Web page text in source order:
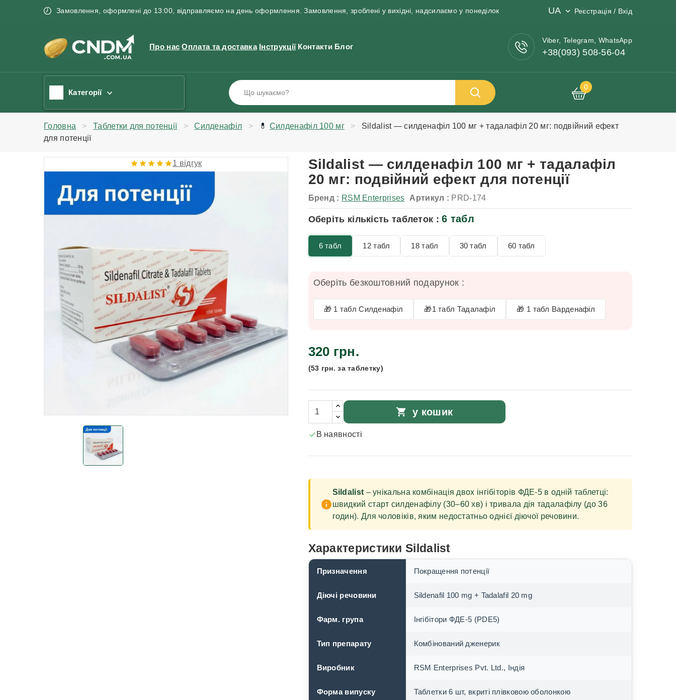
Замовлення, оформлені до 13:00, відправляємо на день оформлення. Замовлення, зроблені у вихідні, надсилаємо у понеділок UA Реєстрація / Вхід
Про нас Оплата та доставка Інструкції Контакти Блог
Viber, Telegram, WhatsApp
+38(093) 508-56-04
Категорії
0
Головна Таблетки для потенції Силденафіл 💊 Силденафіл 100 мг
Sildalist — силденафіл 100 мг + тадалафіл 20 мг: подвійний ефект
для потенції
1 відгук
Sildalist — силденафіл 100 мг + тадалафіл
20 мг: подвійний ефект для потенції
Бренд : RSM Enterprises Артикул : PRD-174
Оберіть кількість таблеток :6 табл
6 табл 12 табл 18 табл 30 табл 60 табл
Оберіть безкоштовний подарунок :
🎁 1 табл Силденафіл 🎁1 табл Тадалафіл 🎁 1 табл Варденафіл
320 грн.
(53 грн. за таблетку)
shopping_cart у кошик
 В наявності
info
Sildalist – унікальна комбінація двох інгібіторів ФДЕ-5 в одній таблетці:
швидкий старт силденафілу (30–60 хв) і тривала дія тадалафілу (до 36
годин). Для чоловіків, яким недостатньо однієї діючої речовини.
Характеристики Sildalist
Призначення Покращення потенції
Діючі речовини Sildenafil 100 mg + Tadalafil 20 mg
Фарм. група Інгібітори ФДЕ-5 (PDE5)
Тип препарату Комбінований дженерик
Виробник RSM Enterprises Pvt. Ltd., Індія
Форма випуску Таблетки 6 шт, вкриті плівковою оболонкою